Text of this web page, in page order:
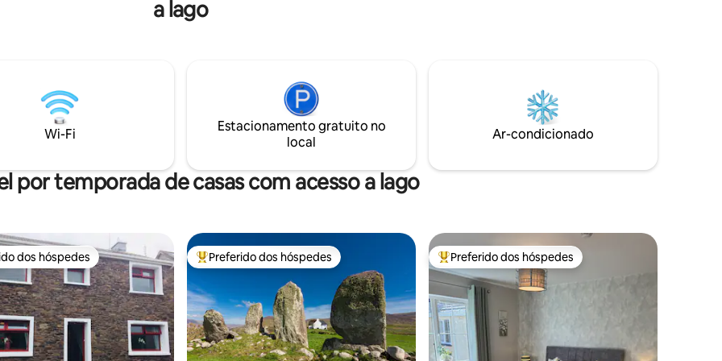
de estadia em uma fazenda
para se reconectar, relaxar e
cercado pelo ritmo tranquilo
Killarney no Parque Nacional. A
movimentada cidade turística de
minutos de carro. Refeições caseiras
estão disponíveis mediante solicitação,
pois Agnes é uma chef qualificada.
aquecimento e chuveiro são movidos a
a lago
Wi-Fi
Estacionamento gratuito no
local
Ar-condicionado
por temporada de casas com acesso a lago
preferidos dos hóspedes
dos hóspedes Entre os melhores preferidos dos hóspedes
Preferido dos hóspedes Entre os melhores preferidos dos hóspedes
Preferido dos hóspedes